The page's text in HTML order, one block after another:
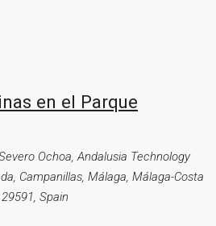
en el Parque
Ochoa, Andalusia Technology
Campanillas, Málaga, Málaga-Costa
Spain